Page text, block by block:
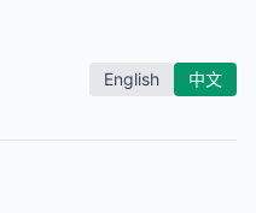
English 中文